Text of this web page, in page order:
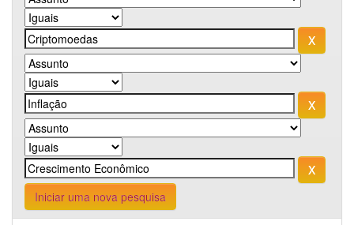
Iniciar uma nova pesquisa